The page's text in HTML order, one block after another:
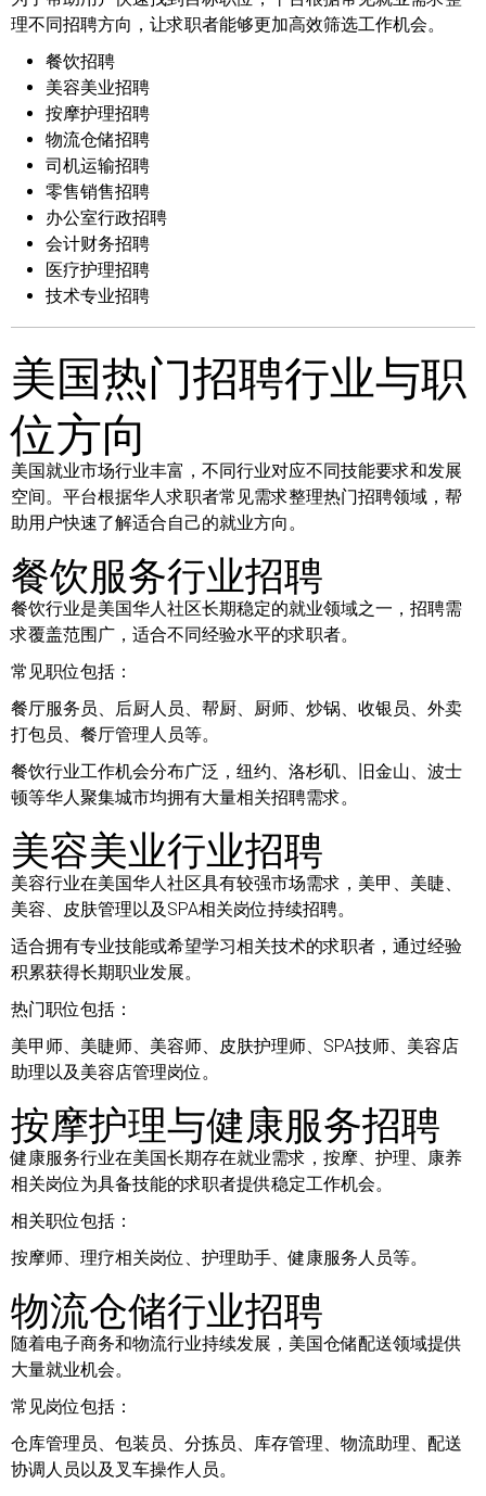
理不同招聘方向，让求职者能够更加高效筛选工作机会。
餐饮招聘
美容美业招聘
按摩护理招聘
物流仓储招聘
司机运输招聘
零售销售招聘
办公室行政招聘
会计财务招聘
医疗护理招聘
技术专业招聘
美国热门招聘行业与职
位方向
美国就业市场行业丰富，不同行业对应不同技能要求和发展
空间。平台根据华人求职者常见需求整理热门招聘领域，帮
助用户快速了解适合自己的就业方向。
餐饮服务行业招聘
餐饮行业是美国华人社区长期稳定的就业领域之一，招聘需
求覆盖范围广，适合不同经验水平的求职者。
常见职位包括：
餐厅服务员、后厨人员、帮厨、厨师、炒锅、收银员、外卖
打包员、餐厅管理人员等。
餐饮行业工作机会分布广泛，纽约、洛杉矶、旧金山、波士
顿等华人聚集城市均拥有大量相关招聘需求。
美容美业行业招聘
美容行业在美国华人社区具有较强市场需求，美甲、美睫、
美容、皮肤管理以及SPA相关岗位持续招聘。
适合拥有专业技能或希望学习相关技术的求职者，通过经验
积累获得长期职业发展。
热门职位包括：
美甲师、美睫师、美容师、皮肤护理师、SPA技师、美容店
助理以及美容店管理岗位。
按摩护理与健康服务招聘
健康服务行业在美国长期存在就业需求，按摩、护理、康养
相关岗位为具备技能的求职者提供稳定工作机会。
相关职位包括：
按摩师、理疗相关岗位、护理助手、健康服务人员等。
物流仓储行业招聘
随着电子商务和物流行业持续发展，美国仓储配送领域提供
大量就业机会。
常见岗位包括：
仓库管理员、包装员、分拣员、库存管理、物流助理、配送
协调人员以及叉车操作人员。